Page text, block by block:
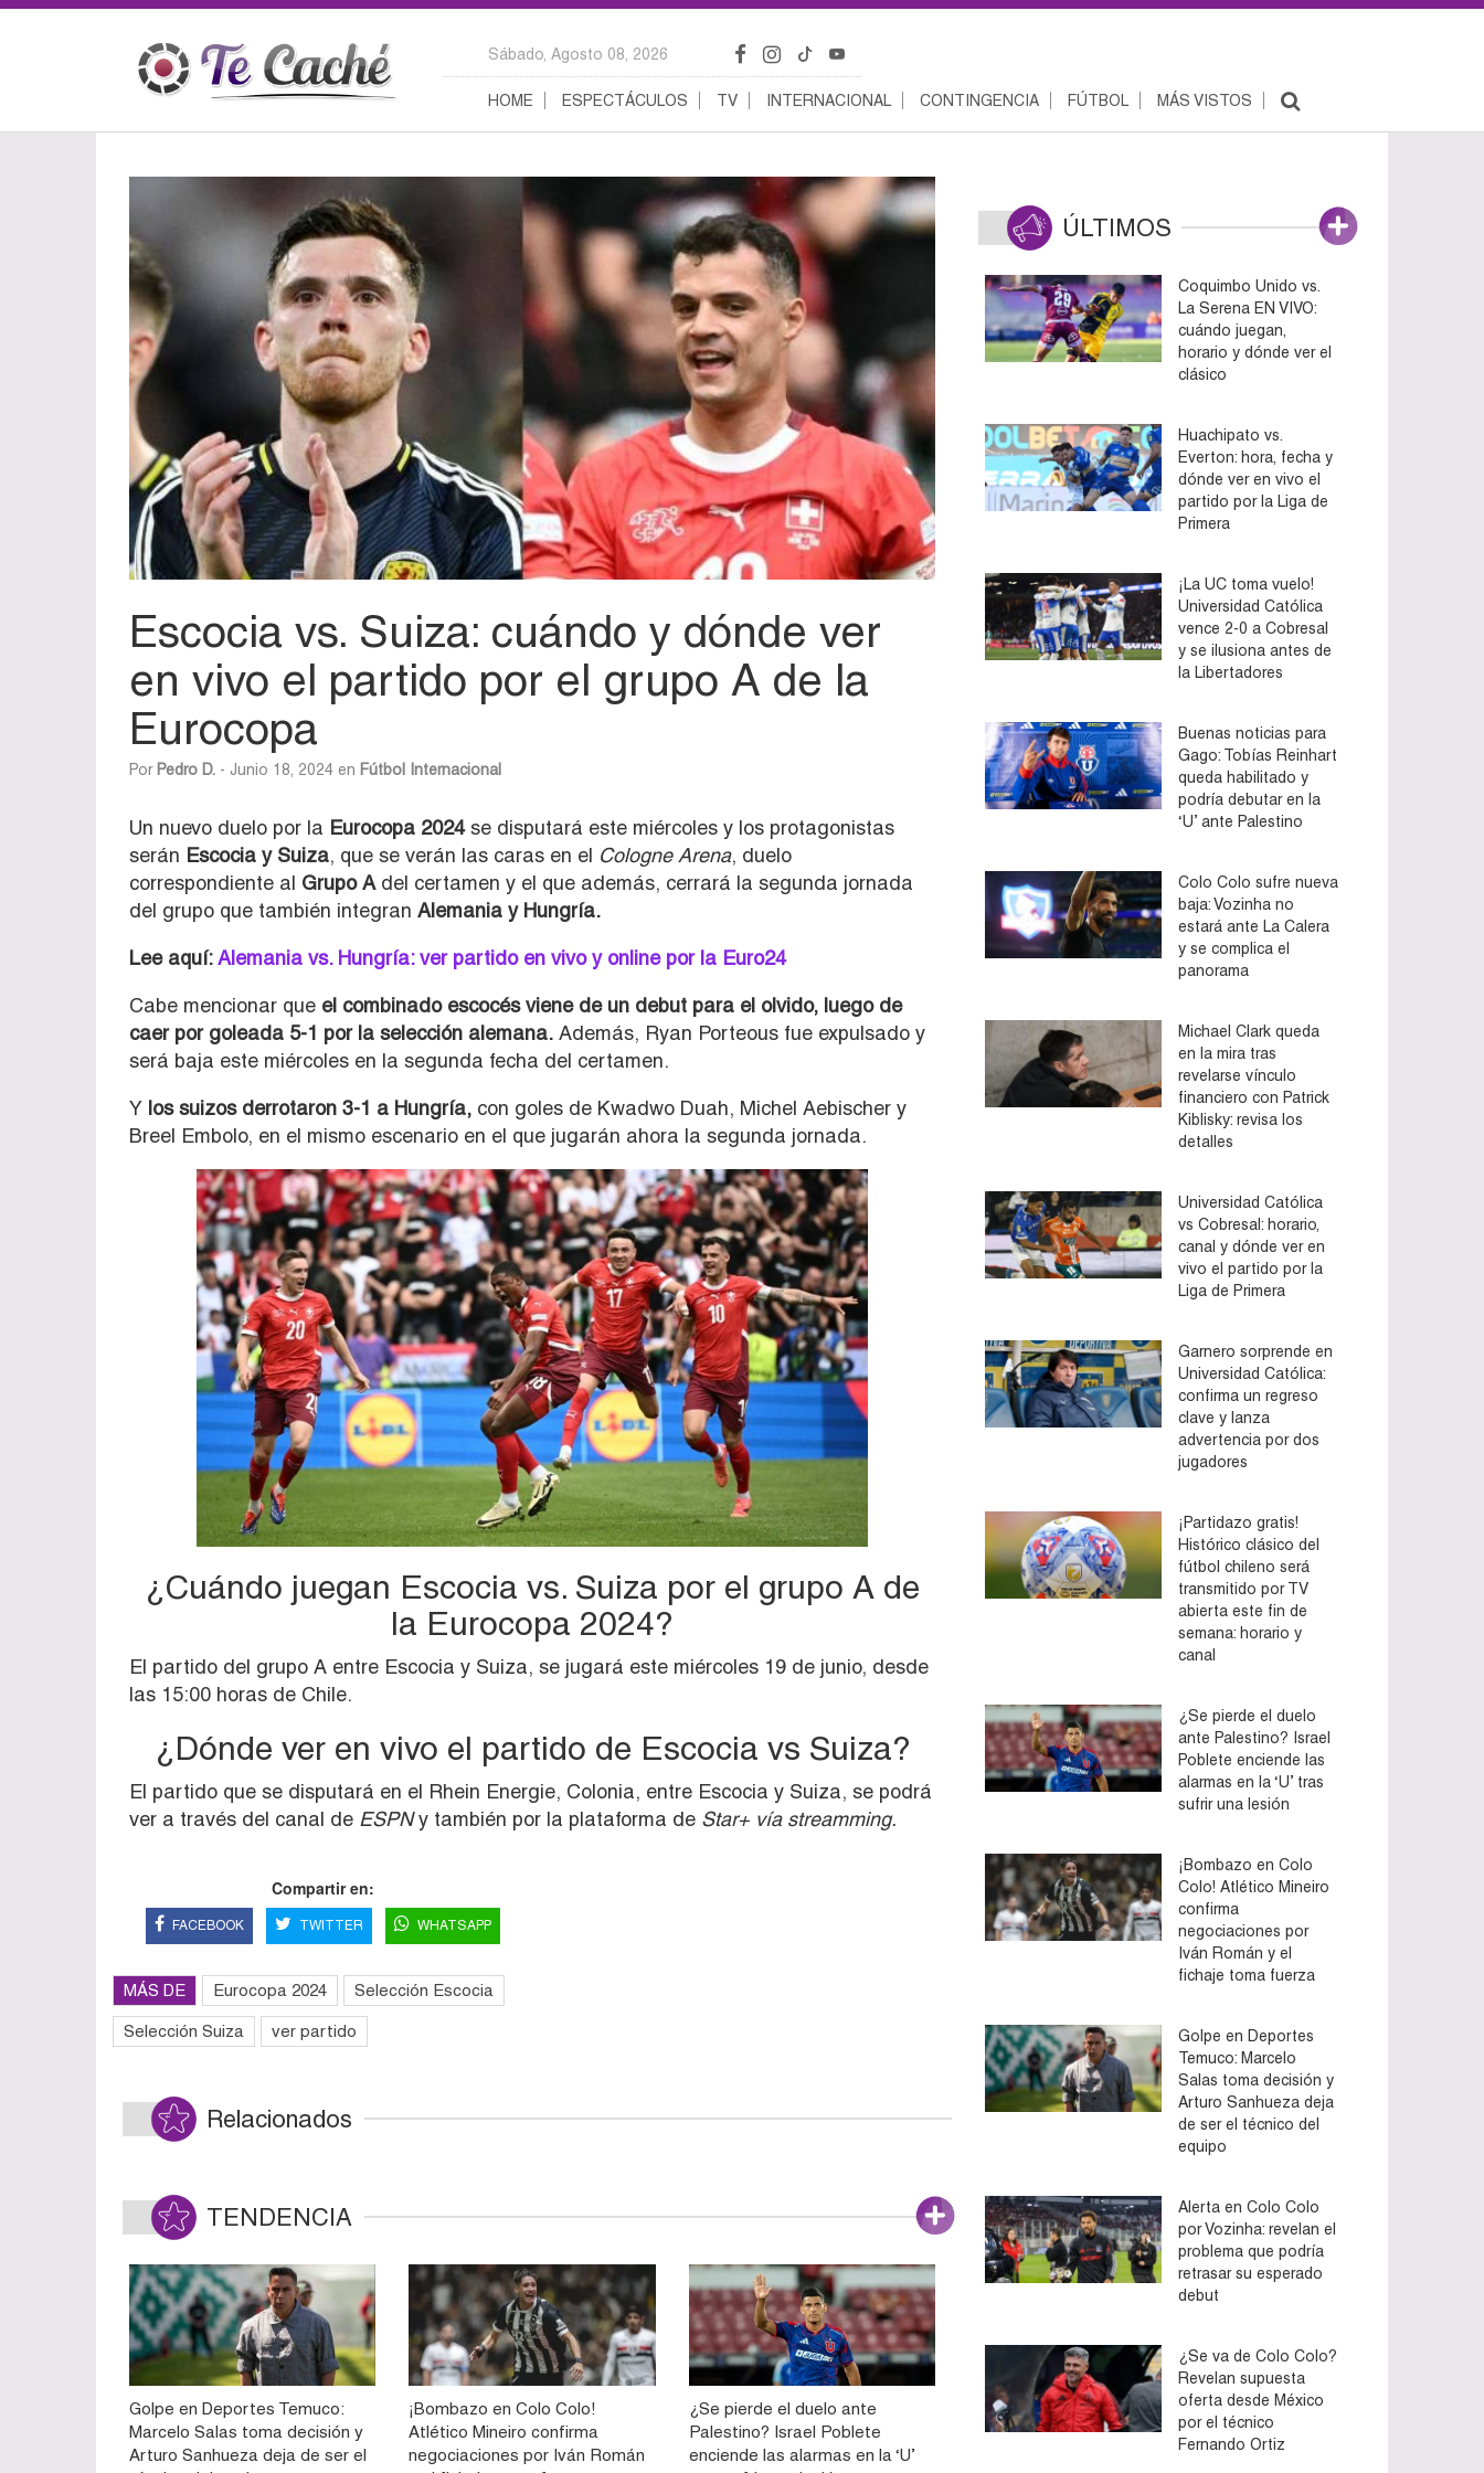
Sábado, Agosto 08, 2026
HOME ESPECTÁCULOS TV INTERNACIONAL CONTINGENCIA FÚTBOL MÁS VISTOS
Escocia vs. Suiza: cuándo y dónde ver
en vivo el partido por el grupo A de la
Eurocopa
Por Pedro D. - Junio 18, 2024 en Fútbol Internacional
Un nuevo duelo por la Eurocopa 2024se disputará este miércoles y los protagonistas
serán Escocia y Suiza, que se verán las caras en el Cologne Arena, duelo
correspondiente al Grupo Adel certamen y el que además, cerrará la segunda jornada
del grupo que también integran Alemania y Hungría.
Lee aquí:Alemania vs. Hungría: ver partido en vivo y online por la Euro24
Cabe mencionar que el combinado escocés viene de un debut para el olvido, luego de
caer por goleada 5-1 por la selección alemana. Además, Ryan Porteous fue expulsado y
será baja este miércoles en la segunda fecha del certamen.
Y los suizos derrotaron 3-1 a Hungría, con goles de Kwadwo Duah, Michel Aebischer y
Breel Embolo, en el mismo escenario en el que jugarán ahora la segunda jornada.
¿Cuándo juegan Escocia vs. Suiza por el grupo A de
la Eurocopa 2024?
El partido del grupo A entre Escocia y Suiza, se jugará este miércoles 19 de junio, desde
las 15:00 horas de Chile.
¿Dónde ver en vivo el partido de Escocia vs Suiza?
El partido que se disputará en el Rhein Energie, Colonia, entre Escocia y Suiza, se podrá
ver a través del canal de ESPNy también por la plataforma de Star+ vía streamming.
Compartir en:
FACEBOOK TWITTER WHATSAPP
MÁS DE Eurocopa 2024 Selección Escocia
Selección Suiza ver partido
Relacionados
TENDENCIA
Golpe en Deportes Temuco:
Marcelo Salas toma decisión y
Arturo Sanhueza deja de ser el
¡Bombazo en Colo Colo!
Atlético Mineiro confirma
negociaciones por Iván Román
¿Se pierde el duelo ante
Palestino? Israel Poblete
enciende las alarmas en la ‘U’
ÚLTIMOS
Coquimbo Unido vs.
La Serena EN VIVO:
cuándo juegan,
horario y dónde ver el
clásico
Huachipato vs.
Everton: hora, fecha y
dónde ver en vivo el
partido por la Liga de
Primera
¡La UC toma vuelo!
Universidad Católica
vence 2-0 a Cobresal
y se ilusiona antes de
la Libertadores
Buenas noticias para
Gago: Tobías Reinhart
queda habilitado y
podría debutar en la
‘U’ ante Palestino
Colo Colo sufre nueva
baja: Vozinha no
estará ante La Calera
y se complica el
panorama
Michael Clark queda
en la mira tras
revelarse vínculo
financiero con Patrick
Kiblisky: revisa los
detalles
Universidad Católica
vs Cobresal: horario,
canal y dónde ver en
vivo el partido por la
Liga de Primera
Garnero sorprende en
Universidad Católica:
confirma un regreso
clave y lanza
advertencia por dos
jugadores
¡Partidazo gratis!
Histórico clásico del
fútbol chileno será
transmitido por TV
abierta este fin de
semana: horario y
canal
¿Se pierde el duelo
ante Palestino? Israel
Poblete enciende las
alarmas en la ‘U’ tras
sufrir una lesión
¡Bombazo en Colo
Colo! Atlético Mineiro
confirma
negociaciones por
Iván Román y el
fichaje toma fuerza
Golpe en Deportes
Temuco: Marcelo
Salas toma decisión y
Arturo Sanhueza deja
de ser el técnico del
equipo
Alerta en Colo Colo
por Vozinha: revelan el
problema que podría
retrasar su esperado
debut
¿Se va de Colo Colo?
Revelan supuesta
oferta desde México
por el técnico
Fernando Ortiz